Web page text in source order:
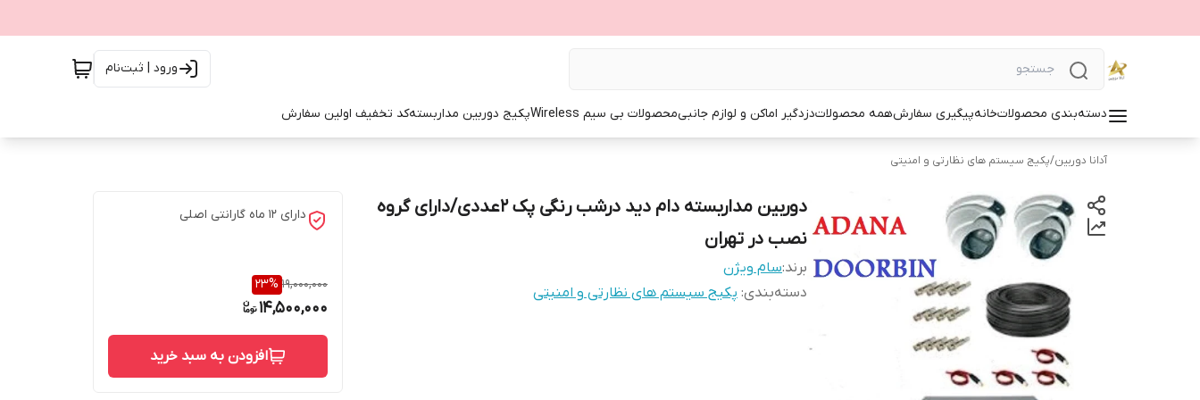
ورود | ثبت‌نام
دسته‌بندی محصولاتخانهپیگیری سفارشهمه محصولاتدزدگیر اماکن و لوازم جانبیمحصولات بی سیم Wireless پکیج دوربین مداربستهکد تخفیف اولین سفارش
آدانا دوربین/پکیج سیستم های نظارتی و امنیتی
دوربین مداربسته دام دید درشب رنگی پک 2عددی/دارای گروه
نصب در تهران
برند:سام ویژن
دسته‌بندی: پکیج سیستم های نظارتی و امنیتی
دارای 12 ماه گارانتی اصلی
19,000,000
23%
14,500,000
افزودن به سبد خرید